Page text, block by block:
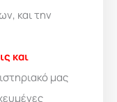
και την
και
μας